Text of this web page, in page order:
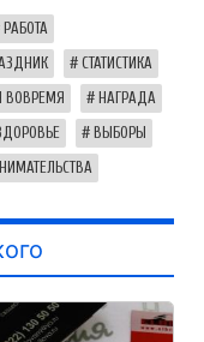
РАБОТА
СТАТИСТИКА
ВОВРЕМЯ НАГРАДА
ВЫБОРЫ